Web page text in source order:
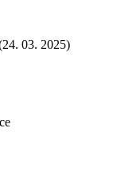
03. 2025)